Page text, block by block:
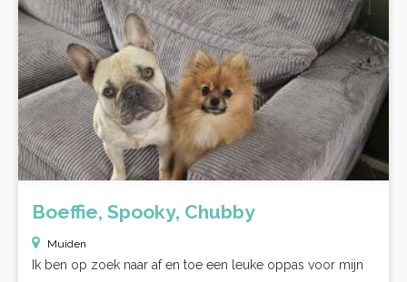
Boeffie, Spooky, Chubby
Muiden
Ik ben op zoek naar af en toe een leuke oppas voor mijn